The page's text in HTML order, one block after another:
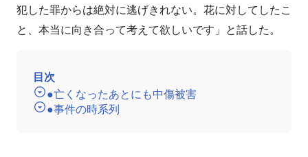
犯した罪からは絶対に逃げきれない。花に対してしたこ
と、本当に向き合って考えて欲しいです」と話した。
目次
●亡くなったあとにも中傷被害
●事件の時系列